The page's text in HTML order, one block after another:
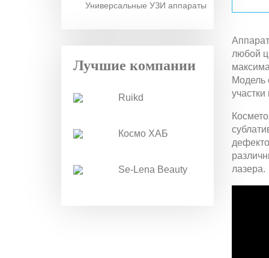
Универсальные УЗИ аппараты
Лучшие компании
Ruikd
Космо ХАБ
Se-Lena Beauty
любой
Модель
участки
лазера.